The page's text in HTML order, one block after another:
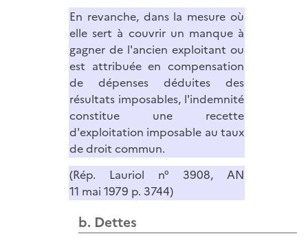
En revanche, dans la mesure où
elle sert à couvrir un manque à
gagner de l'ancien exploitant ou
est attribuée en compensation
de dépenses déduites des
résultats imposables, l'indemnité
constitue une recette
d'exploitation imposable au taux
de droit commun.
(Rép. Lauriol n° 3908, AN
11 mai 1979 p. 3744)
b. Dettes